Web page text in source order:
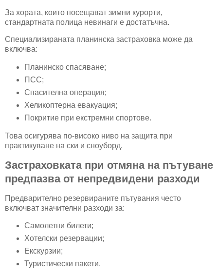
За хората, които посещават зимни курорти,
стандартната полица невинаги е достатъчна.
Специализираната планинска застраховка може да
включва:
Планинско спасяване;
ПСС;
Спасителна операция;
Хеликоптерна евакуация;
Покритие при екстремни спортове.
Това осигурява по-високо ниво на защита при
практикуване на ски и сноуборд.
Застраховката при отмяна на пътуване
предпазва от непредвидени разходи
Предварително резервираните пътувания често
включват значителни разходи за:
Самолетни билети;
Хотелски резервации;
Екскурзии;
Туристически пакети.